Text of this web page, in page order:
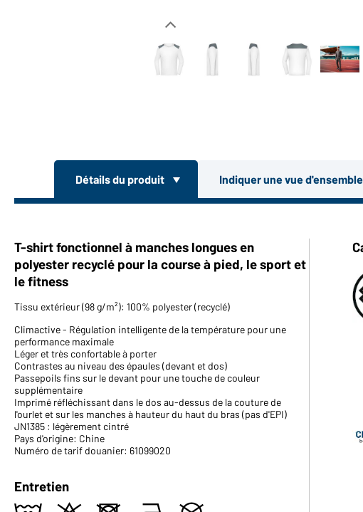
Détails du produit Indiquer une vue
T-shirt fonctionnel à manches longues en
polyester recyclé pour la course à pied, le sport et
le fitness
Tissu extérieur (98 g/m²): 100% polyester (recyclé)
Climactive - Régulation intelligente de la température pour une
performance maximale
Léger et très confortable à porter
Contrastes au niveau des épaules (devant et dos)
Passepoils fins sur le devant pour une touche de couleur
supplémentaire
Imprimé réfléchissant dans le dos au-dessus de la couture de
l'ourlet et sur les manches à hauteur du haut du bras (pas d'EPI)
JN1385 : légèrement cintré
Pays d'origine: Chine
Numéro de tarif douanier: 61099020
Entretien